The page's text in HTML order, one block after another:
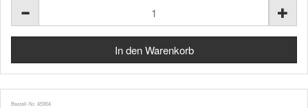
Bestell-Nr. 45904